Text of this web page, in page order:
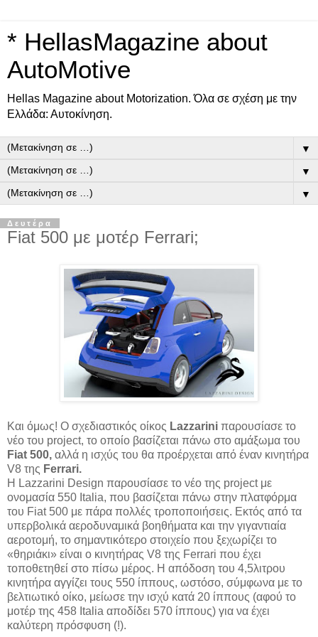
* HellasMagazine about
AutoMotive
Ηellas Μagazine about Motorization. Όλα σε σχέση με την
Ελλάδα: Αυτοκίνηση.
▼
▼
▼
Δευτέρα
Fiat 500 με μοτέρ Ferrari;
Και όμως! Ο σχεδιαστικός οίκος Lazzarini παρουσίασε το
νέο του project, το οποίο βασίζεται πάνω στο αμάξωμα του
Fiat 500, αλλά η ισχύς του θα προέρχεται από έναν κινητήρα
V8 της Ferrari.
H Lazzarini Design παρουσίασε το νέο της project με
ονομασία 550 Italia, που βασίζεται πάνω στην πλατφόρμα
του Fiat 500 με πάρα πολλές τροποποιήσεις. Εκτός από τα
υπερβολικά αεροδυναμικά βοηθήματα και την γιγαντιαία
αεροτομή, το σημαντικότερο στοιχείο που ξεχωρίζει το
«θηριάκι» είναι ο κινητήρας V8 της Ferrari που έχει
τοποθετηθεί στο πίσω μέρος. Η απόδοση του 4,5λιτρου
κινητήρα αγγίζει τους 550 ίππους, ωστόσο, σύμφωνα με το
βελτιωτικό οίκο, μείωσε την ισχύ κατά 20 ίππους (αφού το
μοτέρ της 458 Italia αποδίδει 570 ίππους) για να έχει
καλύτερη πρόσφυση (!).